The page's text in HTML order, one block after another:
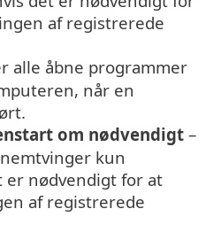
af registrerede
alle åbne programmer
når en
om nødvendigt –
kun
er nødvendigt for at
af registrerede